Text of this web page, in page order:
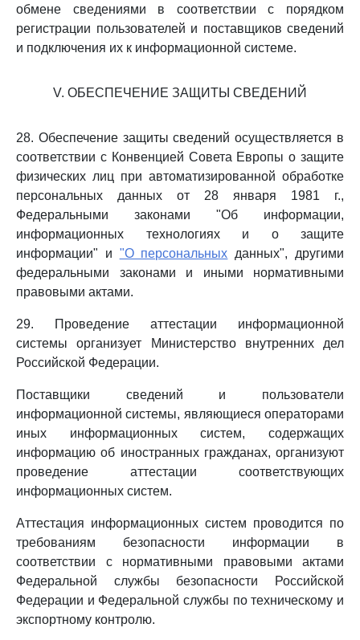
обмене сведениями в соответствии с порядком
регистрации пользователей и поставщиков сведений
и подключения их к информационной системе.
V. ОБЕСПЕЧЕНИЕ ЗАЩИТЫ СВЕДЕНИЙ
28. Обеспечение защиты сведений осуществляется в
соответствии с Конвенцией Совета Европы о защите
физических лиц при автоматизированной обработке
персональных данных от 28 января 1981 г.,
Федеральными законами "Об информации,
информационных технологиях и о защите
информации" и "О персональных данных", другими
федеральными законами и иными нормативными
правовыми актами.
29. Проведение аттестации информационной
системы организует Министерство внутренних дел
Российской Федерации.
Поставщики сведений и пользователи
информационной системы, являющиеся операторами
иных информационных систем, содержащих
информацию об иностранных гражданах, организуют
проведение аттестации соответствующих
информационных систем.
Аттестация информационных систем проводится по
требованиям безопасности информации в
соответствии с нормативными правовыми актами
Федеральной службы безопасности Российской
Федерации и Федеральной службы по техническому и
экспортному контролю.